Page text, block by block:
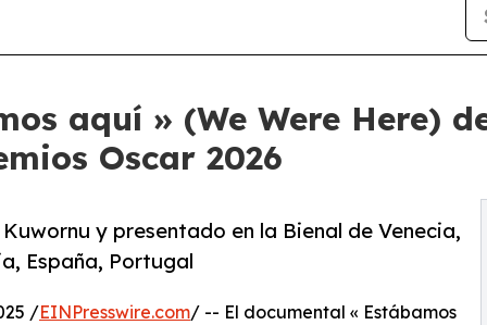
aquí » (We Were Here)
Oscar 2026
y presentado en la Bienal de Venecia,
España, Portugal
/EINPresswire.com/ -- El documental « Estábamos